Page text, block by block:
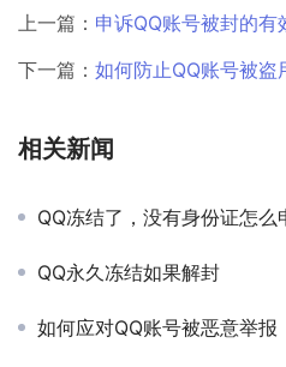
上一篇： 申诉QQ账号被封的有
下一篇： 如何防止QQ账号被盗
相关新闻
QQ冻结了，没有身份证怎么
QQ永久冻结如果解封
如何应对QQ账号被恶意举报